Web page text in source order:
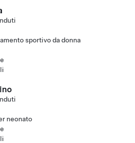
sportivo da donna
neonato